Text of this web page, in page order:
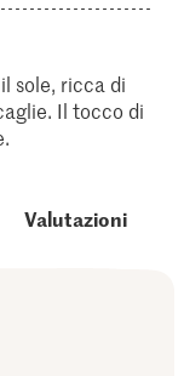
sole, ricca di
Il tocco di
Valutazioni